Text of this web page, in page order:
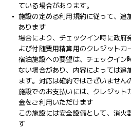
ている場合があります。
施設の定める利用規約に従って、追
あります
場合により、チェックイン時に政府
よび付随費用精算用のクレジットカ
宿泊施設への要望は、チェックイン
ない場合があり、内容によっては追
ます。対応は確約ではございません
施設でのお支払いには、クレジット
金をご利用いただけます
この施設には安全設備として、消火
す